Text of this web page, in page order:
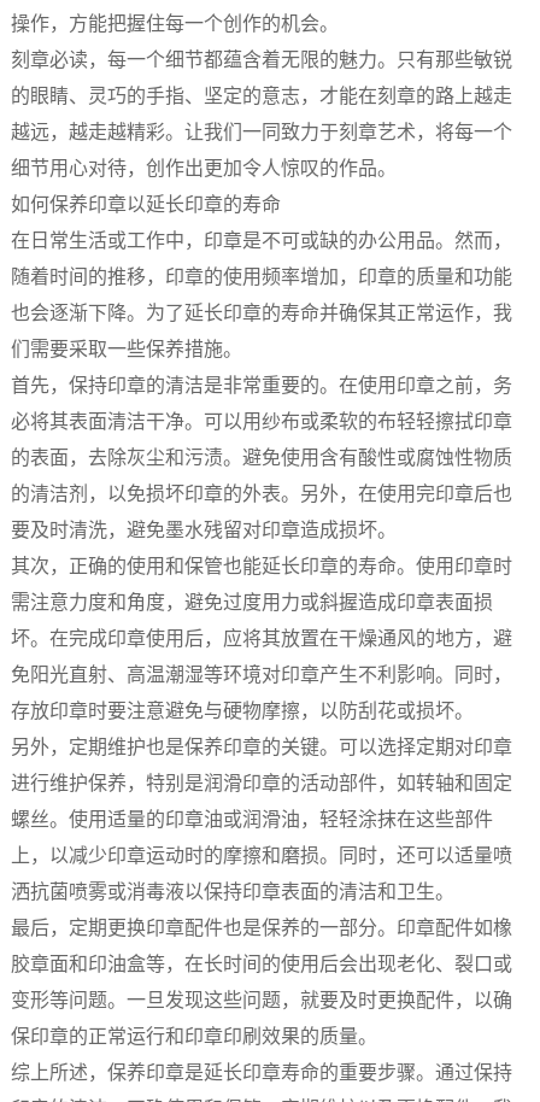
操作，方能把握住每一个创作的机会。
刻章必读，每一个细节都蕴含着无限的魅力。只有那些敏锐
的眼睛、灵巧的手指、坚定的意志，才能在刻章的路上越走
越远，越走越精彩。让我们一同致力于刻章艺术，将每一个
细节用心对待，创作出更加令人惊叹的作品。
如何保养印章以延长印章的寿命
在日常生活或工作中，印章是不可或缺的办公用品。然而，
随着时间的推移，印章的使用频率增加，印章的质量和功能
也会逐渐下降。为了延长印章的寿命并确保其正常运作，我
们需要采取一些保养措施。
首先，保持印章的清洁是非常重要的。在使用印章之前，务
必将其表面清洁干净。可以用纱布或柔软的布轻轻擦拭印章
的表面，去除灰尘和污渍。避免使用含有酸性或腐蚀性物质
的清洁剂，以免损坏印章的外表。另外，在使用完印章后也
要及时清洗，避免墨水残留对印章造成损坏。
其次，正确的使用和保管也能延长印章的寿命。使用印章时
需注意力度和角度，避免过度用力或斜握造成印章表面损
坏。在完成印章使用后，应将其放置在干燥通风的地方，避
免阳光直射、高温潮湿等环境对印章产生不利影响。同时，
存放印章时要注意避免与硬物摩擦，以防刮花或损坏。
另外，定期维护也是保养印章的关键。可以选择定期对印章
进行维护保养，特别是润滑印章的活动部件，如转轴和固定
螺丝。使用适量的印章油或润滑油，轻轻涂抹在这些部件
上，以减少印章运动时的摩擦和磨损。同时，还可以适量喷
洒抗菌喷雾或消毒液以保持印章表面的清洁和卫生。
最后，定期更换印章配件也是保养的一部分。印章配件如橡
胶章面和印油盒等，在长时间的使用后会出现老化、裂口或
变形等问题。一旦发现这些问题，就要及时更换配件，以确
保印章的正常运行和印章印刷效果的质量。
综上所述，保养印章是延长印章寿命的重要步骤。通过保持